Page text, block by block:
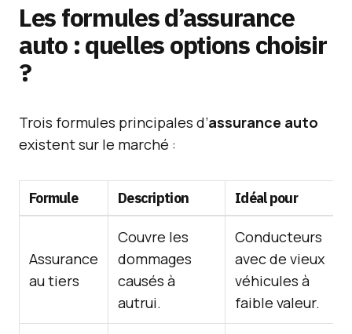
Les formules d’assurance
auto : quelles options choisir
?
Trois formules principales d’assurance auto
existent sur le marché :
Formule Description Idéal pour
Assurance
au tiers
Couvre les
dommages
causés à
autrui.
Conducteurs
avec de vieux
véhicules à
faible valeur.